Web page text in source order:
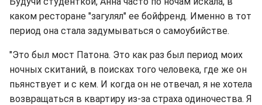
каком ресторане "загулял" ее бойфренд. Именно в тот
период она стала задумываться о самоубийстве.
"Это был мост Патона. Это как раз был период моих
ночных скитаний, в поисках того человека, где же он
пьянствует и с кем. И когда он не отвечал, я не хотела
возвращаться в квартиру из-за страха одиночества. Я